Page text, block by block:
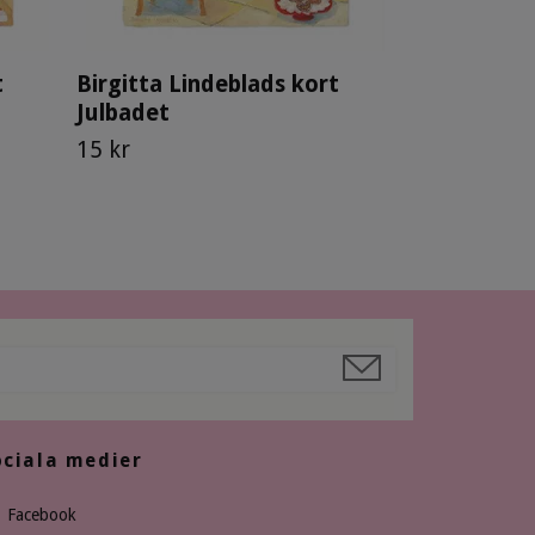
Birgitta Lindeblads kort
Julbadet
15 kr
medier
Facebook